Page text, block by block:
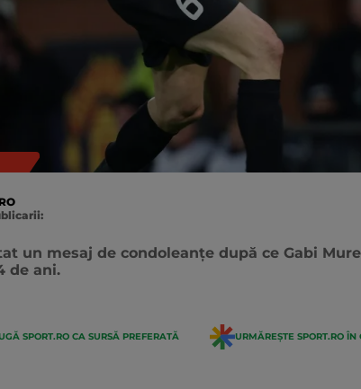
un mesaj de condoleanțe după ce Gabi
de ani.
SPORT.RO CA SURSĂ PREFERATĂ URMĂREȘTE SPORT.RO ÎN